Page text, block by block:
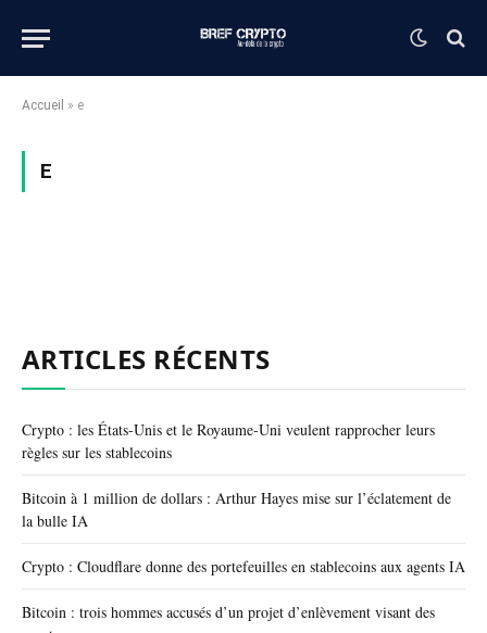
Accueil » e
E
ARTICLES RÉCENTS
Crypto : les États-Unis et le Royaume-Uni veulent rapprocher leurs
règles sur les stablecoins
Bitcoin à 1 million de dollars : Arthur Hayes mise sur l’éclatement de
la bulle IA
Crypto : Cloudflare donne des portefeuilles en stablecoins aux agents IA
Bitcoin : trois hommes accusés d’un projet d’enlèvement visant des